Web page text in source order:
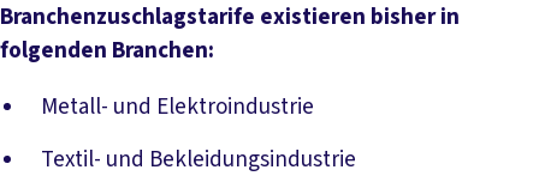
Branchenzuschlagstarife existieren bisher in
folgenden Branchen:
Metall- und Elektroindustrie
Textil- und Bekleidungsindustrie